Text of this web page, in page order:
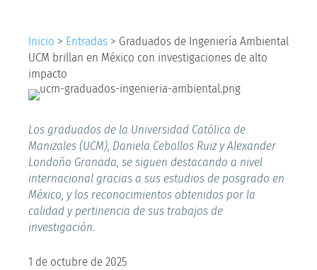
Inicio > Entradas > Graduados de Ingeniería Ambiental
UCM brillan en México con investigaciones de alto
impacto
Los graduados de la Universidad Católica de
Manizales (UCM), Daniela Ceballos Ruiz y Alexander
Londoño Granada, se siguen destacando a nivel
internacional gracias a sus estudios de posgrado en
México, y los reconocimientos obtenidos por la
calidad y pertinencia de sus trabajos de
investigación.
1 de octubre de 2025